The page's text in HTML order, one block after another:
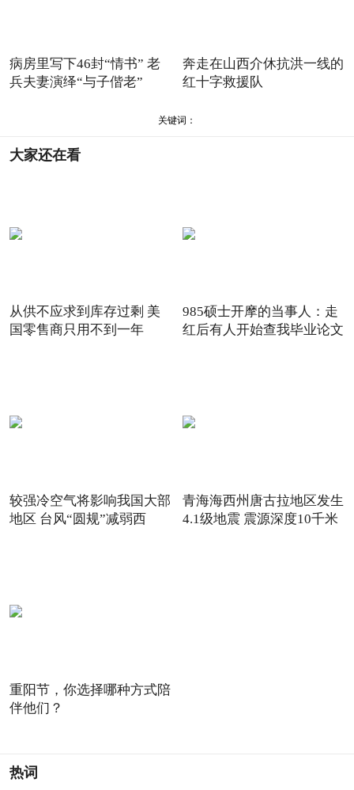
病房里写下46封“情书” 老
兵夫妻演绎“与子偕老”
奔走在山西介休抗洪一线的
红十字救援队
关键词：
大家还在看
从供不应求到库存过剩 美
国零售商只用不到一年
985硕士开摩的当事人：走
红后有人开始查我毕业论文
较强冷空气将影响我国大部
地区 台风“圆规”减弱西
青海海西州唐古拉地区发生
4.1级地震 震源深度10千米
重阳节，你选择哪种方式陪
伴他们？
热词